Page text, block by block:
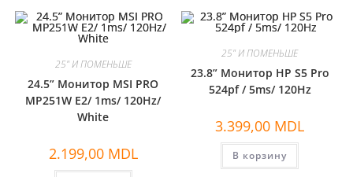
25" И ПОМЕНЬШЕ
24.5” Монитор MSI PRO
MP251W E2/ 1ms/ 120Hz/
White
2.199,00 MDL
25" И ПОМЕНЬШЕ
23.8” Монитор HP S5 Pro
524pf / 5ms/ 120Hz
3.399,00 MDL
В корзину